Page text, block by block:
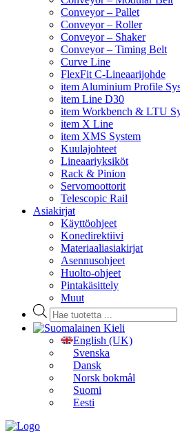
Conveyor – Pallet
Conveyor – Roller
Conveyor – Shaker
Conveyor – Timing Belt
Curve Line
FlexFit C-Lineaarijohde
item Aluminium Profile
item Line D30
item Workbench & LTU
item X Line
item XMS System
Kuulajohteet
Lineaariyksiköt
Rack & Pinion
Servomoottorit
Telescopic Rail
Asiakirjat
Käyttöohjeet
Konedirektiivi
Materiaaliasiakirjat
Asennusohjeet
Huolto-ohjeet
Pintakäsittely
Muut
Products
search
Kieli
English (UK)
Svenska
Dansk
Norsk bokmål
Suomi
Eesti